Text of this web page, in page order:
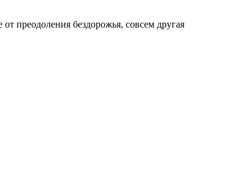
преодоления бездорожья, совсем другая